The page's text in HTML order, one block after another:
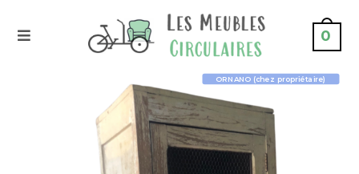
0
ORNANO (chez propriétaire)